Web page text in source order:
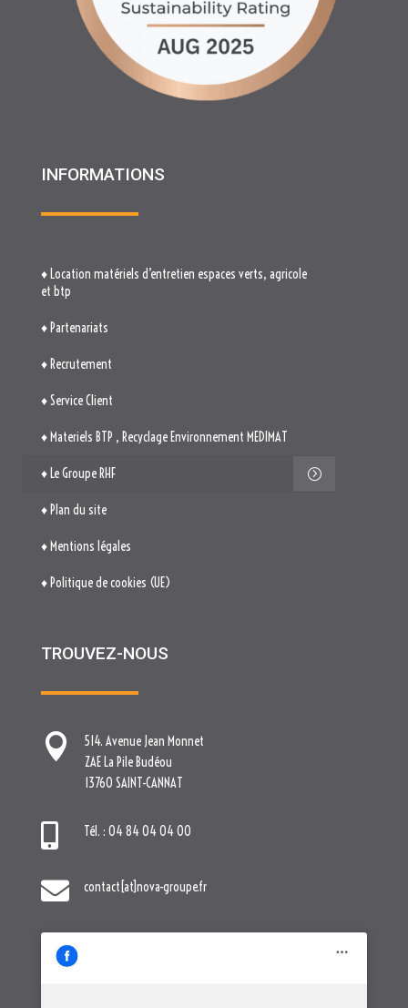
INFORMATIONS
♦ Service Client
♦ Materiels BTP , Recyclage Environnement MEDIMAT
♦ Le Groupe RHF
♦ Plan du site
♦ Mentions légales
♦ Politique de cookies (UE)
TROUVEZ-NOUS
13760 SAINT-CANNAT
 Tél. : 04 84 04 04 00
 contact[at]nova-groupe.fr